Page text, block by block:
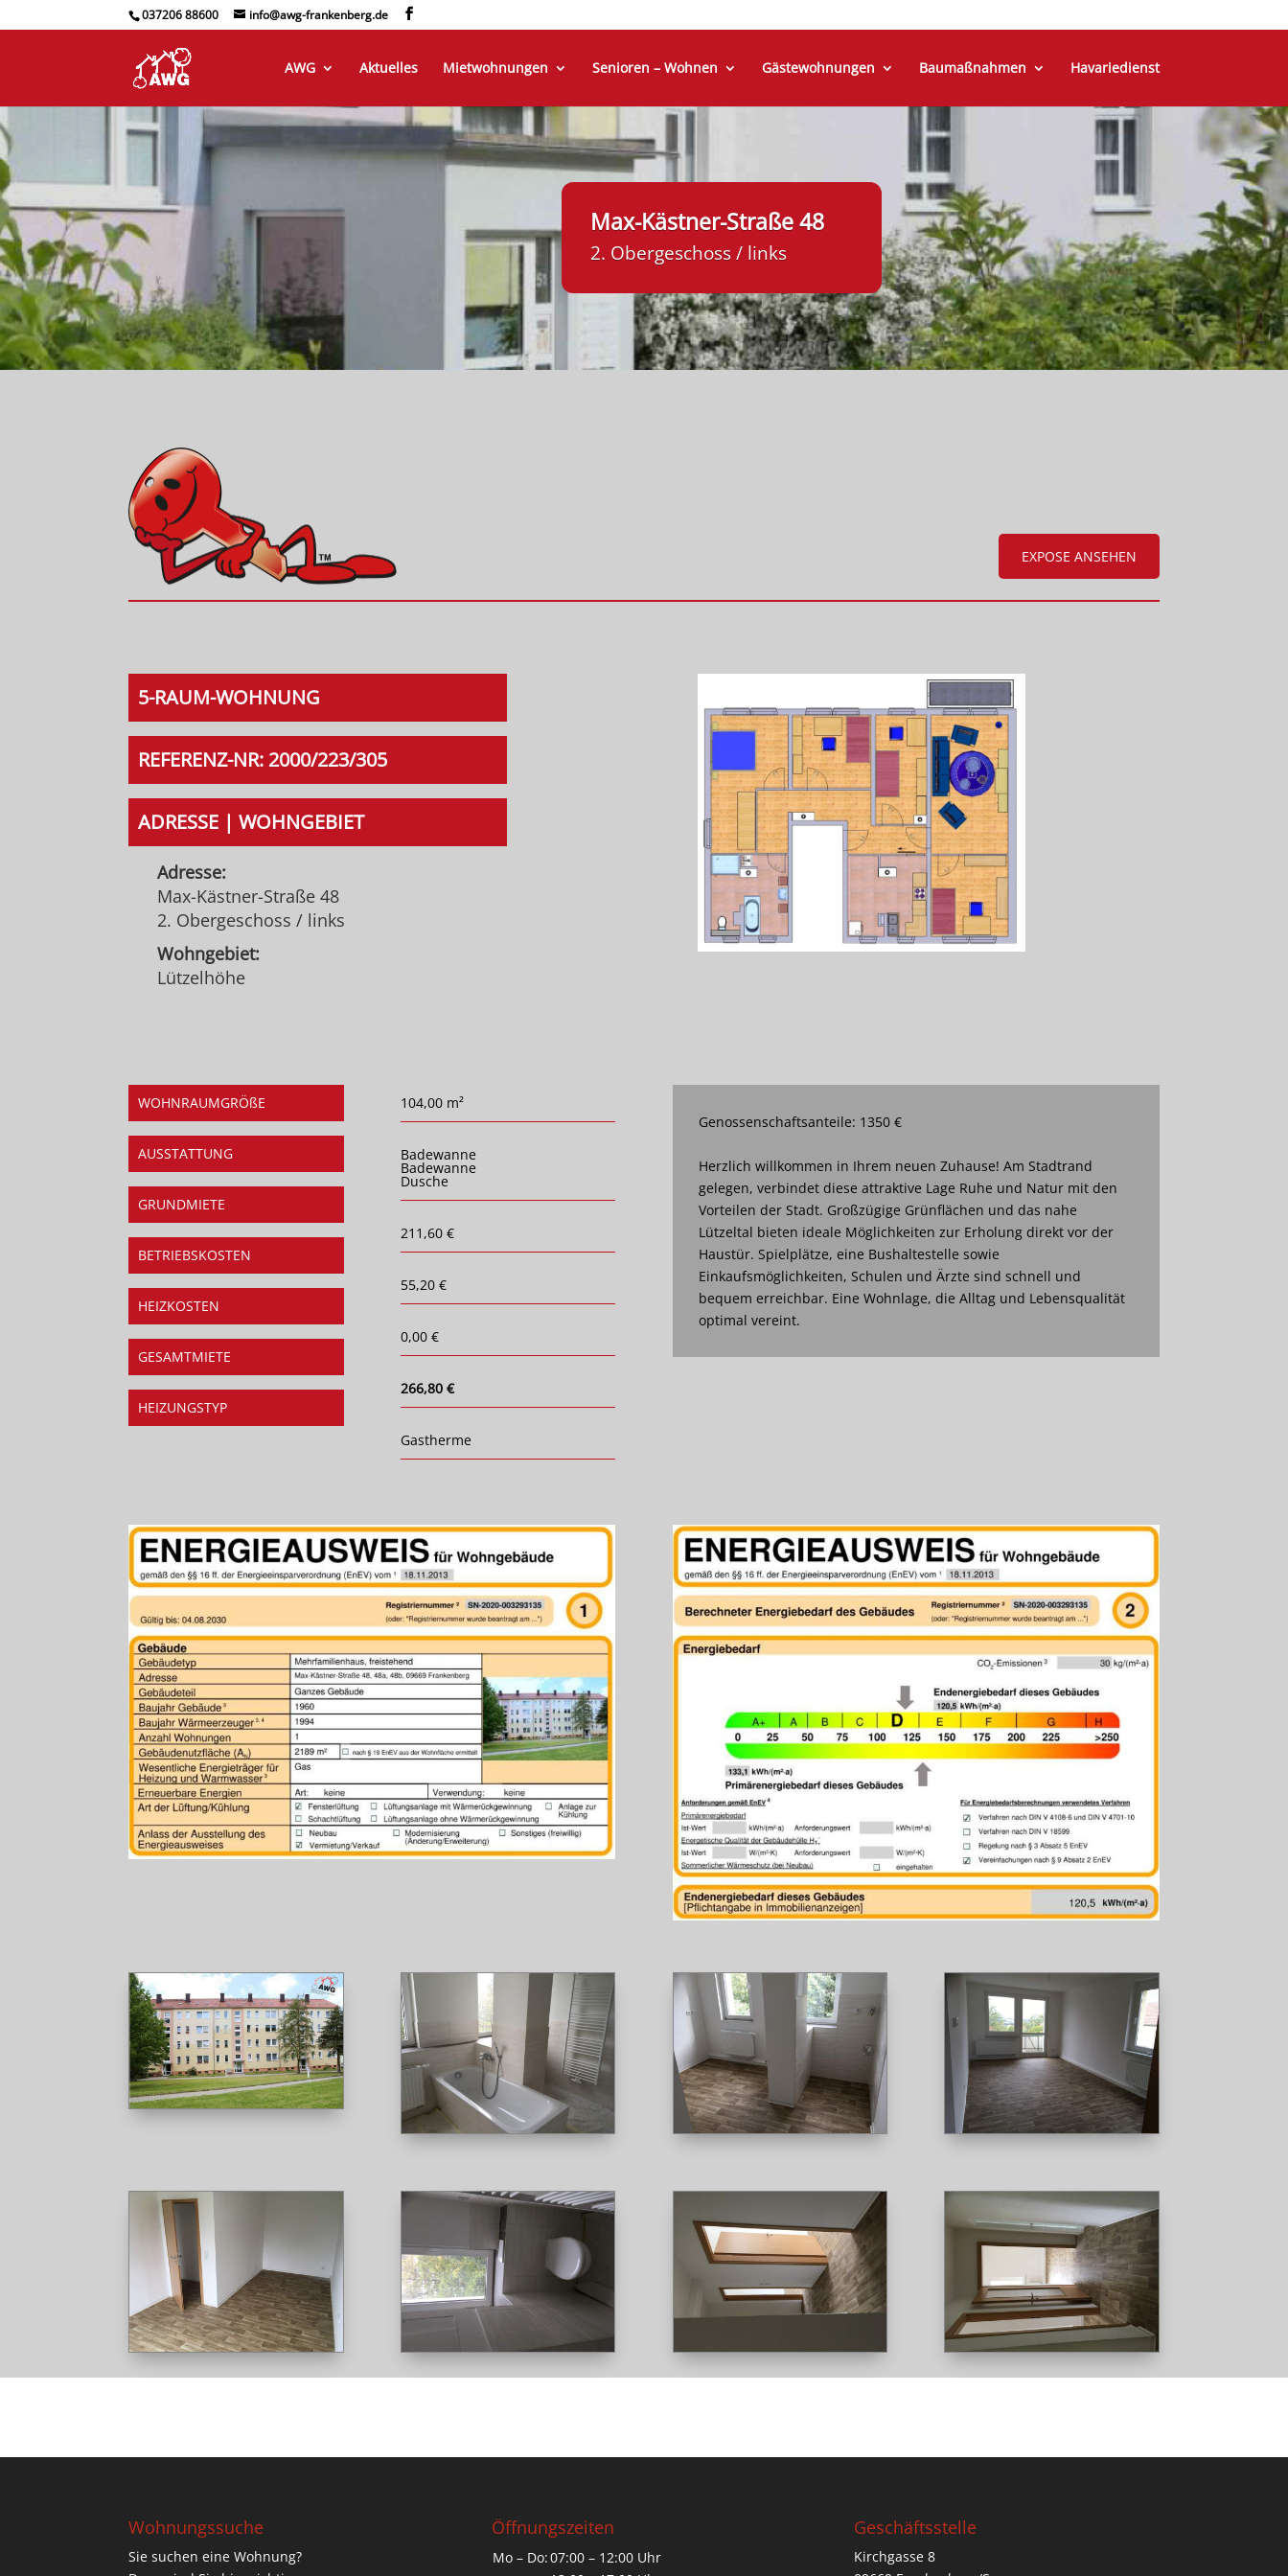
037206 88600 info@awg-frankenberg.de
AWG Aktuelles Mietwohnungen Senioren – Wohnen Gästewohnungen Baumaßnahmen Havariedienst
Max-Kästner-Straße 48
2. Obergeschoss / links
EXPOSE ANSEHEN
5-RAUM-WOHNUNG
REFERENZ-NR: 2000/223/305
ADRESSE | WOHNGEBIET
Adresse:
Max-Kästner-Straße 48
2. Obergeschoss / links
Wohngebiet:
Lützelhöhe
WOHNRAUMGRÖßE
AUSSTATTUNG
GRUNDMIETE
BETRIEBSKOSTEN
HEIZKOSTEN
GESAMTMIETE
HEIZUNGSTYP
104,00 m²
Badewanne
Badewanne
Dusche
211,60 €
55,20 €
0,00 €
266,80 €
Gastherme
Genossenschaftsanteile: 1350 €
Herzlich willkommen in Ihrem neuen Zuhause! Am Stadtrand
gelegen, verbindet diese attraktive Lage Ruhe und Natur mit den
Vorteilen der Stadt. Großzügige Grünflächen und das nahe
Lützeltal bieten ideale Möglichkeiten zur Erholung direkt vor der
Haustür. Spielplätze, eine Bushaltestelle sowie
Einkaufsmöglichkeiten, Schulen und Ärzte sind schnell und
bequem erreichbar. Eine Wohnlage, die Alltag und Lebensqualität
optimal vereint.
Wohnungssuche
Sie suchen eine Wohnung?
Öffnungszeiten
Mo – Do:07:00 – 12:00 Uhr
Geschäftsstelle
Kirchgasse 8